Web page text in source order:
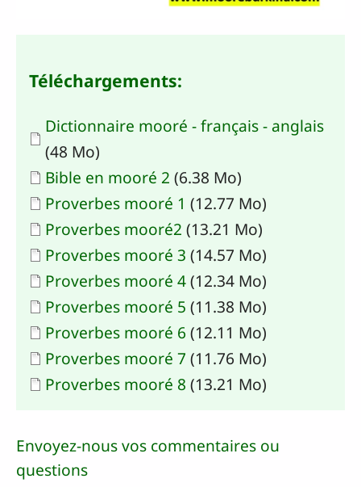
Téléchargements:
Document
Dictionnaire mooré - français - anglais
(48 Mo)
Document
Bible en mooré 2 (6.38 Mo)
Document
Proverbes mooré 1 (12.77 Mo)
Document
Proverbes mooré2 (13.21 Mo)
Document
Proverbes mooré 3 (14.57 Mo)
Document
Proverbes mooré 4(12.34 Mo)
Document
Proverbes mooré 5 (11.38 Mo)
Document
Proverbes mooré 6 (12.11 Mo)
Document
Proverbes mooré 7 (11.76 Mo)
Document
Proverbes mooré 8 (13.21 Mo)
Envoyez-nous vos commentaires ou
questions